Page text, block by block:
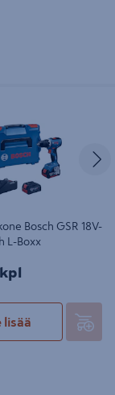
Bosch GSR 18V-
L-Boxx
lisää